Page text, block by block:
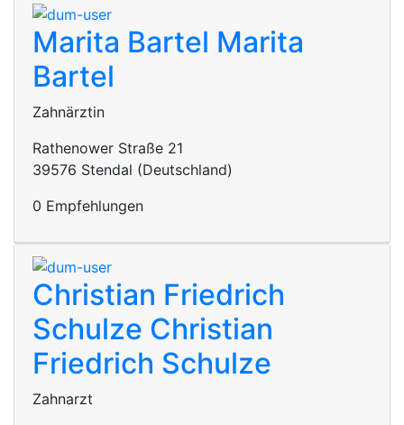
Marita Bartel Marita
Bartel
Zahnärztin
Rathenower Straße 21
39576 Stendal (Deutschland)
0 Empfehlungen
Christian Friedrich
Schulze Christian
Friedrich Schulze
Zahnarzt